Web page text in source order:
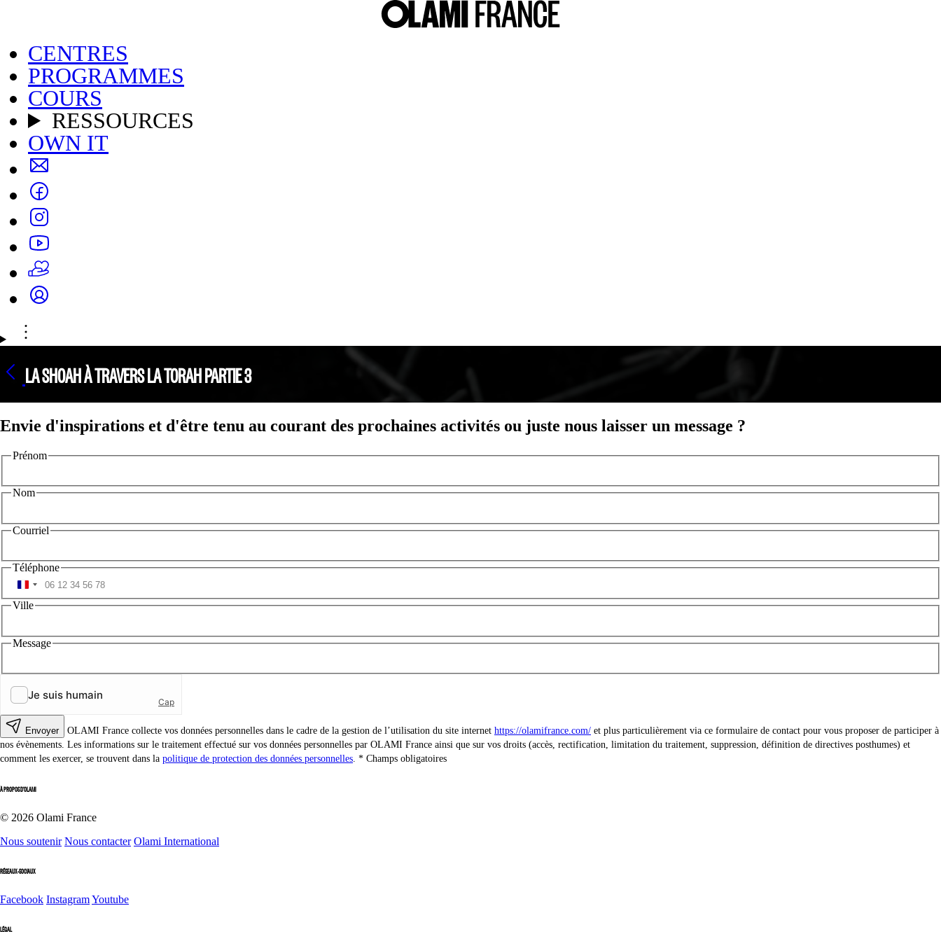
CENTRES
PROGRAMMES
COURS
RESSOURCES
OWN IT
LA SHOAH À TRAVERS LA TORAH PARTIE 3
Envie d'inspirations et d'être tenu au courant des prochaines activités ou juste nous laisser un message ?
Prénom
Nom
Courriel
Téléphone
Ville
Message
Envoyer OLAMI France collecte vos données personnelles dans le cadre de la gestion de l’utilisation du site internet https://olamifrance.com/ et plus particulièrement via ce formulaire de contact pour vous proposer de participer à
nos évènements. Les informations sur le traitement effectué sur vos données personnelles par OLAMI France ainsi que sur vos droits (accès, rectification, limitation du traitement, suppression, définition de directives posthumes) et
comment les exercer, se trouvent dans la politique de protection des données personnelles. Champs obligatoires
À PROPOS D'OLAMI
© 2026 Olami France
Nous soutenir Nous contacter Olami International
RÉSEAUX-SOCIAUX
Facebook InstagramYoutube
LÉGAL